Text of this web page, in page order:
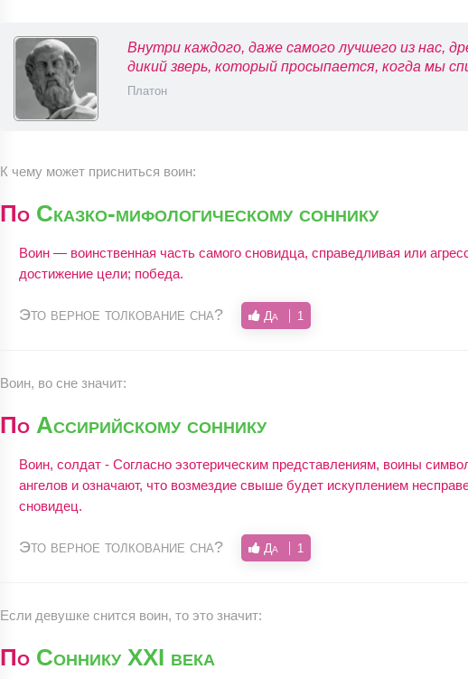
Внутри каждого, даже самого лучшего из нас,
дикий зверь, который просыпается, когда мы
Платон
К чему может присниться воин:
По Сказко-мифологическому соннику
Воин — воинственная часть самого сновидца, справедливая или
достижение цели; победа.
Это верное толкование сна? Да 1
Воин, во сне значит:
По Ассирийскому соннику
Воин, солдат - Согласно эзотерическим представлениям, воины
ангелов и означают, что возмездие свыше будет искуплением
сновидец.
Это верное толкование сна? Да 1
Если девушке снится воин, то это значит:
По Соннику XXI века